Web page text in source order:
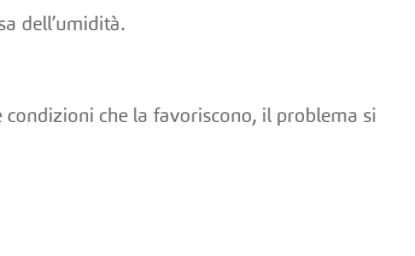
dell’umidità.
che la favoriscono, il problema si